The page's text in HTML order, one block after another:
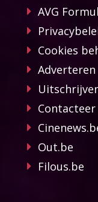
AVG
Cookies
Adverteren
Contacteer
Out.be
Filous.be